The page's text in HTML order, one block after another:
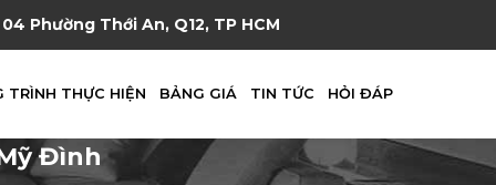
Phường Thới An, Q12, TP HCM
TRÌNH THỰC HIỆN BẢNG GIÁ TIN TỨC HỎI ĐÁP
Đình